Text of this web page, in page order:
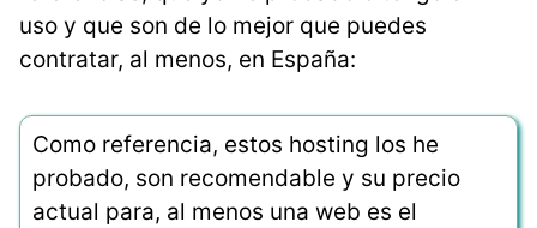
uso y que son de lo mejor que puedes
contratar, al menos, en España:
Como referencia, estos hosting los he
probado, son recomendable y su precio
actual para, al menos una web es el